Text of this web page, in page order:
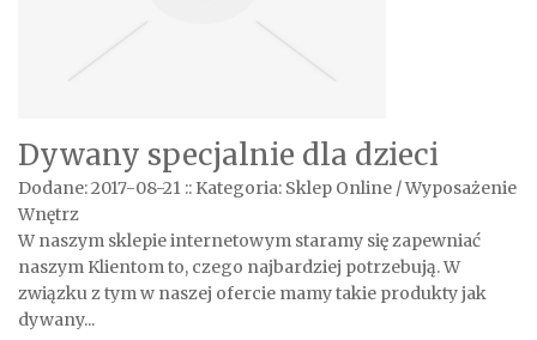
Dywany specjalnie dla dzieci
Dodane: 2017-08-21 :: Kategoria: Sklep Online / Wyposażenie
Wnętrz
W naszym sklepie internetowym staramy się zapewniać
naszym Klientom to, czego najbardziej potrzebują. W
związku z tym w naszej ofercie mamy takie produkty jak
dywany...